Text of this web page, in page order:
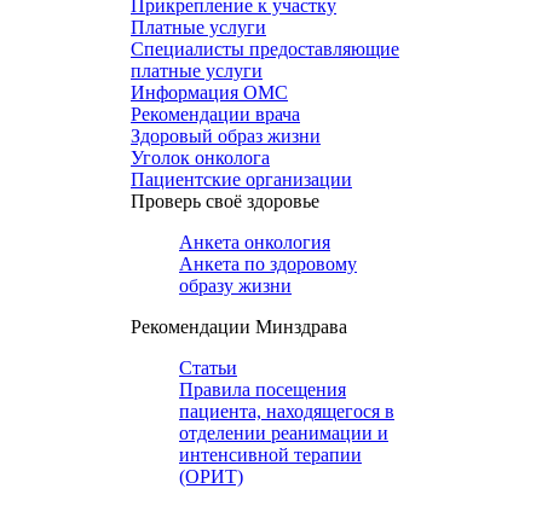
Прикрепление к участку
Платные услуги
Специалисты предоставляющие
платные услуги
Информация ОМС
Рекомендации врача
Здоровый образ жизни
Уголок онколога
Пациентские организации
Проверь своё здоровье
Анкета онкология
Анкета по здоровому
образу жизни
Рекомендации Минздрава
Статьи
Правила посещения
пациента, находящегося в
отделении реанимации и
интенсивной терапии
(ОРИТ)